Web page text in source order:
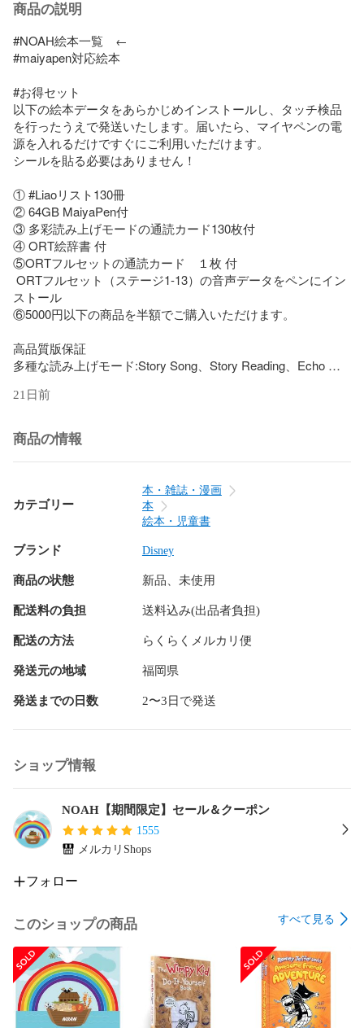
商品の説明
#NOAH絵本一覧　←
#maiyapen対応絵本
#お得セット
以下の絵本データをあらかじめインストールし、タッチ検品
を行ったうえで発送いたします。届いたら、マイヤペンの電
源を入れるだけですぐにご利用いただけます。
シールを貼る必要はありません！
① #Liaoリスト130冊
② 64GB MaiyaPen付
③ 多彩読み上げモードの通読カード130枚付
④ ORT絵辞書 付
⑤ORTフルセットの通読カード　１枚 付
ORTフルセット（ステージ1-13）の音声データをペンにイン
ストール
⑥5000円以下の商品を半額でご購入いただけます。
高品質版保証
多種な読み上げモード:Story Song、Story Reading、Echo
52週読書スケジュール管理表
130冊分通読カード 2枚
ポスター3枚
多彩読み上げモードの通読カード130枚付
Liaoリストは、1年＝52週間で130冊の英語絵本を読むことで
まとめたLiao Caixing（廖彩杏）先生は、台湾の英語教師で、
ご自身のお子さんを『留学なし・英会話教室なし』でバイリ
ンガルに育て上げたママです。英語教師としての専門的理論
と実践経験から絵本を選び、このリストを作りました。中国
のおうち英語ママは知らない人はいないというくらい有名な
リストだそうです
下記のような絵本が含まれています。
語のリズム・音を楽しめる絵本
●知識を身に付けるテーマのある絵本：自然科学や知識を深め
られる絵本
おすすめ理由：
★「かけ流し」でリズム感を鍛える大事な乳幼児期0―3歳:
「絵の力」と「歌の力」が子供達の英語の素地を豊かに育
み、英語の正しい発音、リズム、イントネーションをまるご
と吸収できる
親が英語が苦手な場合でも、オーディオブックを活用して子
ども自身で自然と英語を身につけることができるような絵本
を選別している
★多読でリーディーグ力アップとして5歳～
親子での取り組みというよりは、子どもが自分で絵本を通し
21日前
商品の情報
カテゴリー
本・雑誌・漫画
本
絵本・児童書
ブランド Disney
商品の状態 新品、未使用
配送料の負担 送料込み(出品者負担)
配送の方法 らくらくメルカリ便
発送元の地域 福岡県
発送までの日数 2〜3日で発送
ショップ情報
NOAH【期間限定】セール＆クーポン
1555
メルカリShops
フォロー
このショップの商品 すべて見る